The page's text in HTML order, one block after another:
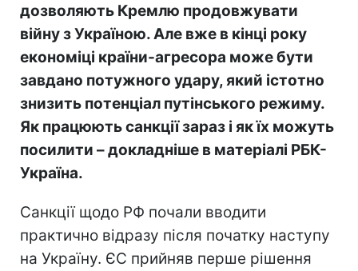
дозволяють Кремлю продовжувати
війну з Україною. Але вже в кінці року
економіці країни-агресора може бути
завдано потужного удару, який істотно
знизить потенціал путінського режиму.
Як працюють санкції зараз і як їх можуть
посилити – докладніше в матеріалі РБК-
Україна.
Санкції щодо РФ почали вводити
практично відразу після початку наступу
на Україну. ЄС прийняв перше рішення